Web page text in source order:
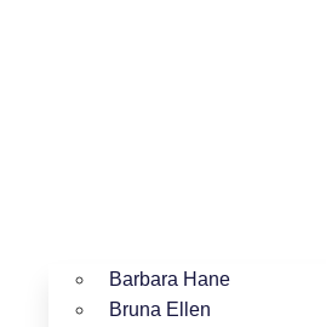
Barbara Hane
Bruna Ellen